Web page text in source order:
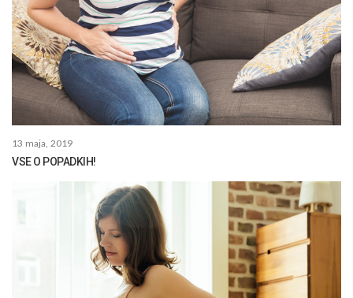
13 maja, 2019
VSE O POPADKIH!